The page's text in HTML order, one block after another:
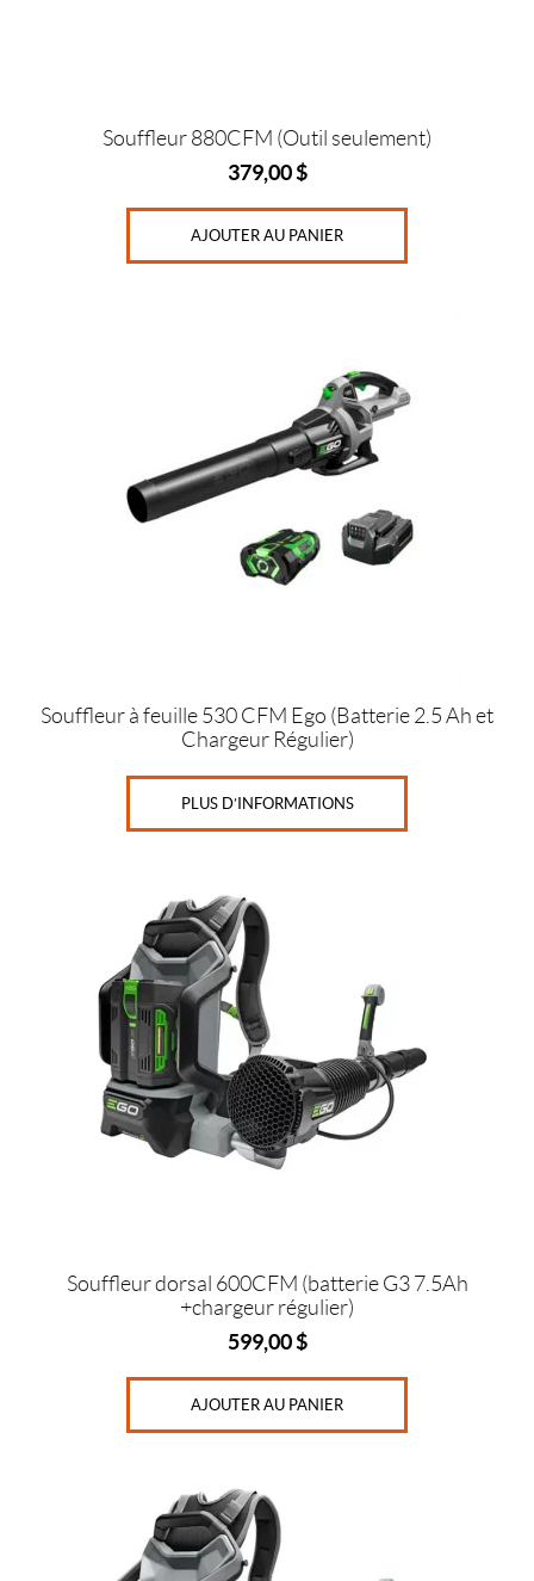
Souffleur 880CFM (Outil seulement)
379,00$
AJOUTER AU PANIER
Souffleur à feuille 530 CFM Ego (Batterie 2.5 Ah et
Chargeur Régulier)
PLUS D’INFORMATIONS
Souffleur dorsal 600CFM (batterie G3 7.5Ah
+chargeur régulier)
599,00$
AJOUTER AU PANIER